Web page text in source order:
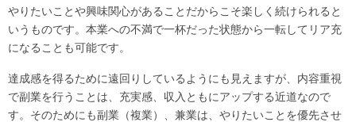
やりたいことや興味関心があることだからこそ楽しく続けられると
いうものです。本業への不満で一杯だった状態から一転してリア充
になることも可能です。
達成感を得るために遠回りしているようにも見えますが、内容重視
で副業を行うことは、充実感、収入ともにアップする近道なので
す。そのためにも副業（複業）、兼業は、やりたいことを優先させ